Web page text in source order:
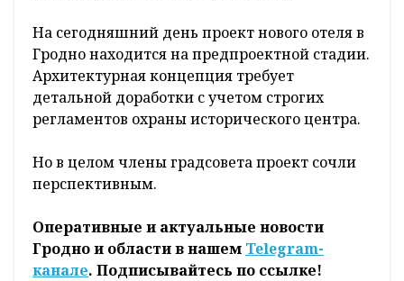
На сегодняшний день проект нового отеля в
Гродно находится на предпроектной стадии.
Архитектурная концепция требует
детальной доработки с учетом строгих
регламентов охраны исторического центра.
Но в целом члены градсовета проект сочли
перспективным.
Оперативные и актуальные новости
Гродно и области в нашем Telegram-
канале. Подписывайтесь по ссылке!